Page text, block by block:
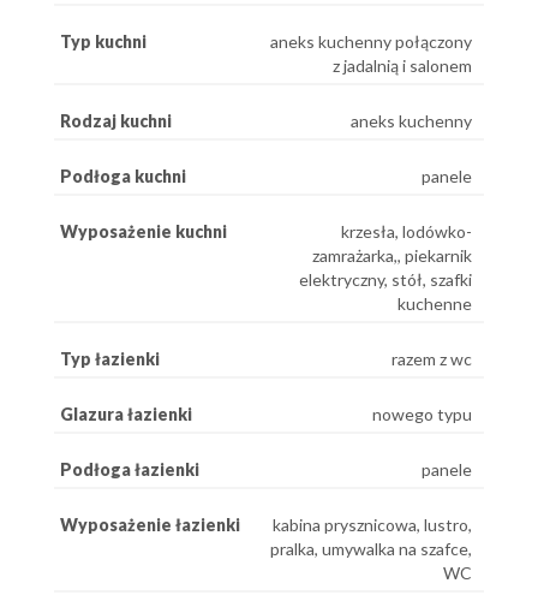
Typ kuchni
aneks kuchenny połączony
z jadalnią i salonem
Rodzaj kuchni aneks kuchenny
Podłoga kuchni panele
Wyposażenie kuchni
krzesła, lodówko-
zamrażarka,, piekarnik
elektryczny, stół, szafki
kuchenne
Typ łazienki razem z wc
Glazura łazienki nowego typu
Podłoga łazienki panele
Wyposażenie łazienki
kabina prysznicowa, lustro,
pralka, umywalka na szafce,
WC